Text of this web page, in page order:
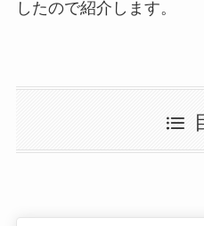
したので紹介します。